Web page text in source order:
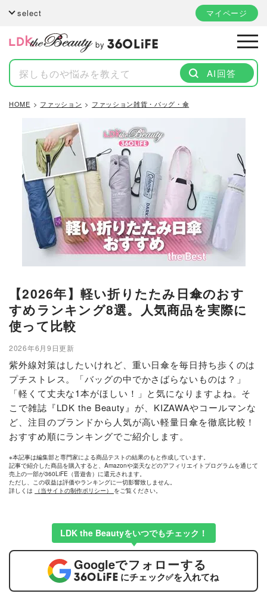
select マイページ
by
AI回答
HOME ファッション ファッション雑貨・バッグ・傘
【2026年】軽い折りたたみ日傘のおす
すめランキング8選。人気商品を実際に
使って比較
2026年6月9日更新
紫外線対策はしたいけれど、重い日傘を毎日持ち歩くのは
プチストレス。「バッグの中でかさばらないものは？」
「軽くて丈夫な1本がほしい！」と気になりますよね。そ
こで雑誌『LDK the Beauty』が、KIZAWAやコールマンな
ど、注目のブランドから人気が高い軽量日傘を徹底比較！
おすすめ順にランキングでご紹介します。
※本記事は編集部と専門家による商品テストの結果のもと作成しています。
記事で紹介した商品を購入すると、Amazonや楽天などのアフィリエイトプログラムを通じて
売上の一部が360LiFE（晋遊舎）に還元されます。
ただし、この収益は評価やランキングに一切影響致しません。
詳しくは
（当サイトの制作ポリシー） をご覧ください。
LDK the Beautyをいつでもチェック！
Googleでフォローする
にチェック✅を入れてね